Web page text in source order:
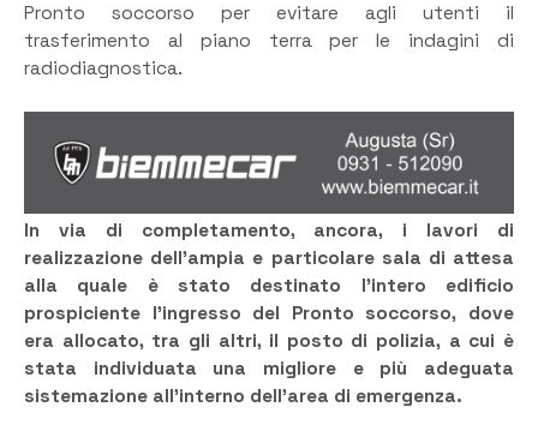
Pronto soccorso per evitare agli utenti il
trasferimento al piano terra per le indagini di
radiodiagnostica.
In via di completamento, ancora, i lavori di
realizzazione dell’ampia e particolare sala di attesa
alla quale è stato destinato l’intero edificio
prospiciente l’ingresso del Pronto soccorso, dove
era allocato, tra gli altri, il posto di polizia, a cui è
stata individuata una migliore e più adeguata
sistemazione all’interno dell’area di emergenza.